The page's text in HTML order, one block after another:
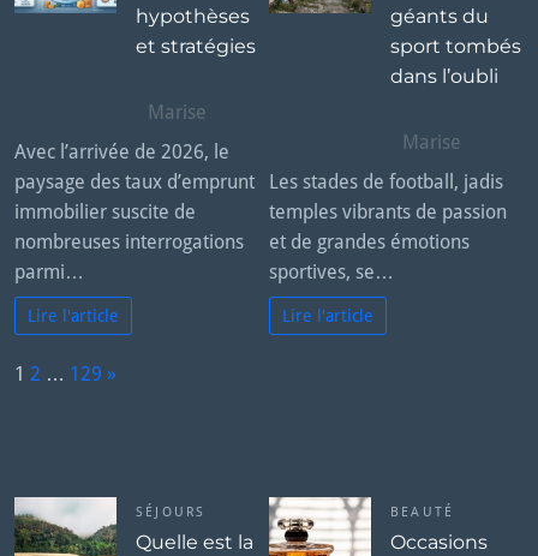
hypothèses
et stratégies
Marise
Avec l’arrivée de 2026, le
paysage des taux d’emprunt
immobilier suscite de
nombreuses interrogations
parmi…
Lire l'article
géants du
sport tombés
dans l’oubli
Marise
Les stades de football, jadis
temples vibrants de passion
et de grandes émotions
sportives, se…
Lire l'article
P
1 2 … 129
t
»
SÉJOURS
Quelle est la
BEAUTÉ
Occasions